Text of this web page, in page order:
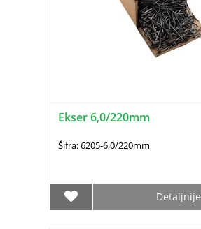
Ekser 6,0/220mm
Šifra: 6205-6,0/220mm
Detaljnije